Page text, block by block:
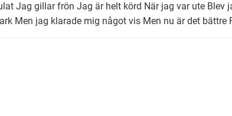
Jag gillar frön Jag är helt körd När jag var ute Blev
Men jag klarade mig något vis Men nu är det bättre